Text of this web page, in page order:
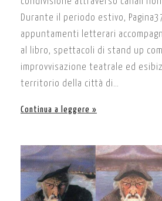
Durante il periodo estivo,
appuntamenti letterari
al libro, spettacoli di stand up
improvvisazione teatrale ed
territorio della città di…
Continua a leggere